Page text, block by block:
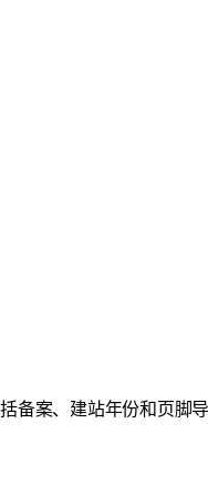
备案、建站年份和页脚导